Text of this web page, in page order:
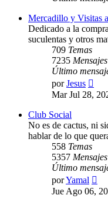
Mercadillo y Visitas
Dedicado a la
suculentas y otros
709 Temas
7235 Mensajes
Último
porJesus
Mar Jul 28,
Club Social
No es de cactus, ni
hablar de lo que
558 Temas
5357 Mensajes
Último
porYamal
Jue Ago 06,